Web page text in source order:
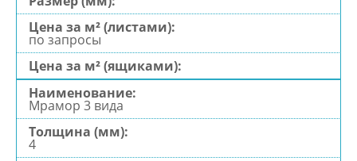
по запросы
Мрамор 3 вида
4